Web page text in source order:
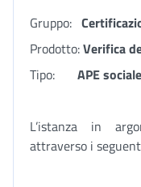
Gruppo:
Prodotto:Verifica
Tipo: APE sociale
L’istanza in
attraverso i